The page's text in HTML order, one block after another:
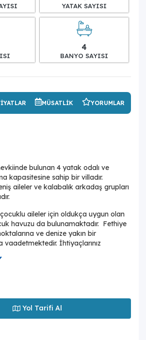
YATAK SAYISI
4
BANYO SAYISI
MÜSATLIK YORUMLAR
bulunan 4 yatak odalı ve
kapasitesine sahip bir villadır.
aileler ve kalabalık arkadaş grupları
aileler için oldukça uygun olan
havuzu da bulunamaktadır. Fethiye
ve denize yakın bir
vaadetmektedir. İhtiyaçlarınız
havuz bahçe alanında kapasiteye
gözetilerek tasarlanmış olan
yatak odası bulunmaktadır. Tüm
çift kişilik yatak , klima ve özel
Yol Tarifi Al